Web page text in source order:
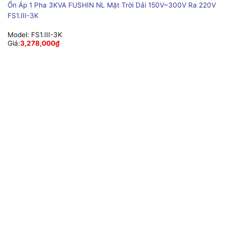
Ổn Áp 1 Pha 3KVA FUSHIN NL Mặt Trời Dải 150V~300V Ra 220V
FS1.III-3K
Model: FS1.III-3K
Giá:3,278,000₫